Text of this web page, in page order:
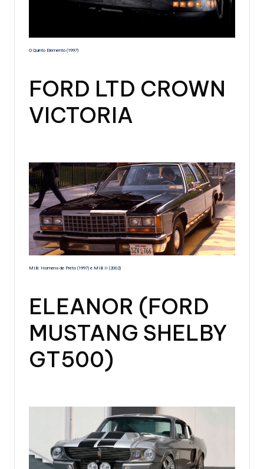
O Quinto Elemento (1997)
FORD LTD CROWN
VICTORIA
MIB: Homens de Preto (1997) e MIB II (2002)
ELEANOR (FORD
MUSTANG SHELBY
GT500)